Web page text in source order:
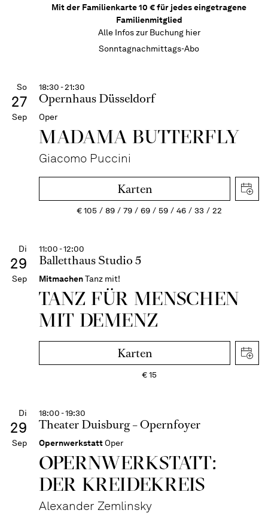
Mit der Familienkarte 10 € für jedes eingetragene
Familienmitglied
Alle Infos zur Buchung hier
Sonntagnachmittags-Abo
So
27
Sep
18:30 - 21:30
Opernhaus Düsseldorf
Oper
MADAMA BUTTER­FLY
Giacomo Puccini
Karten
€105 89 79 69 59 46 33 22
Di
29
Sep
11:00 - 12:00
Balletthaus Studio 5
MitmachenTanz mit!
TANZ FÜR MENSCHEN
MIT DEMENZ
Karten
€15
Di
29
Sep
18:00 - 19:30
Theater Duisburg – Opernfoyer
OpernwerkstattOper
OPERNWERKSTATT:
DER KREIDEKREIS
Alexander Zemlinsky